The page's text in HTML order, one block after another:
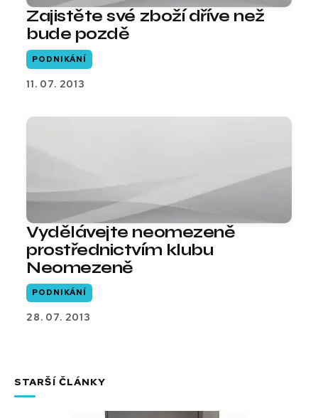
Zajistěte své zboží dříve než
bude pozdě
PODNIKÁNÍ
11. 07. 2013
Vydělávejte neomezeně
prostřednictvím klubu
Neomezeně
PODNIKÁNÍ
28. 07. 2013
STARŠÍ ČLÁNKY